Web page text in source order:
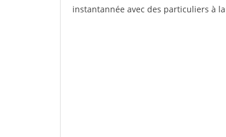
instantannée avec des particuliers à